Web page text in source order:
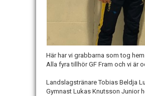
Här har vi grabbarna som tog
Alla fyra tillhör GF Fram och vi är
Landslagstränare Tobias Beldja
Gymnast Lukas Knutsson Junior